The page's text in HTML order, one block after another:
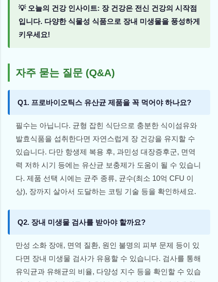
💡 오늘의 건강 인사이트: 장 건강은 전신 건강의 시작점
입니다. 다양한 식물성 식품으로 장내 미생물을 풍성하게
키우세요!
자주 묻는 질문 (Q&A)
Q1. 프로바이오틱스 유산균 제품을 꼭 먹어야 하나요?
필수는 아닙니다. 균형 잡힌 식단으로 충분한 식이섬유와
발효식품을 섭취한다면 자연스럽게 장 건강을 유지할 수
있습니다. 다만 항생제 복용 후, 과민성 대장증후군, 면역
력 저하 시기 등에는 유산균 보충제가 도움이 될 수 있습니
다. 제품 선택 시에는 균주 종류, 균수(최소 10억 CFU 이
상), 장까지 살아서 도달하는 코팅 기술 등을 확인하세요.
Q2. 장내 미생물 검사를 받아야 할까요?
만성 소화 장애, 면역 질환, 원인 불명의 피부 문제 등이 있
다면 장내 미생물 검사가 유용할 수 있습니다. 검사를 통해
유익균과 유해균의 비율, 다양성 지수 등을 확인할 수 있습